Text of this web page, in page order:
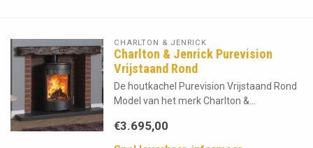
CHARLTON & JENRICK
Charlton & Jenrick Purevision
Vrijstaand Rond
De houtkachel Purevision Vrijstaand Rond
Model van het merk Charlton &...
€3.695,00